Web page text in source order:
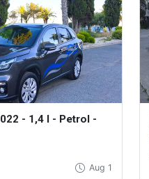
- 1,4 l - Petrol -
Aug 1